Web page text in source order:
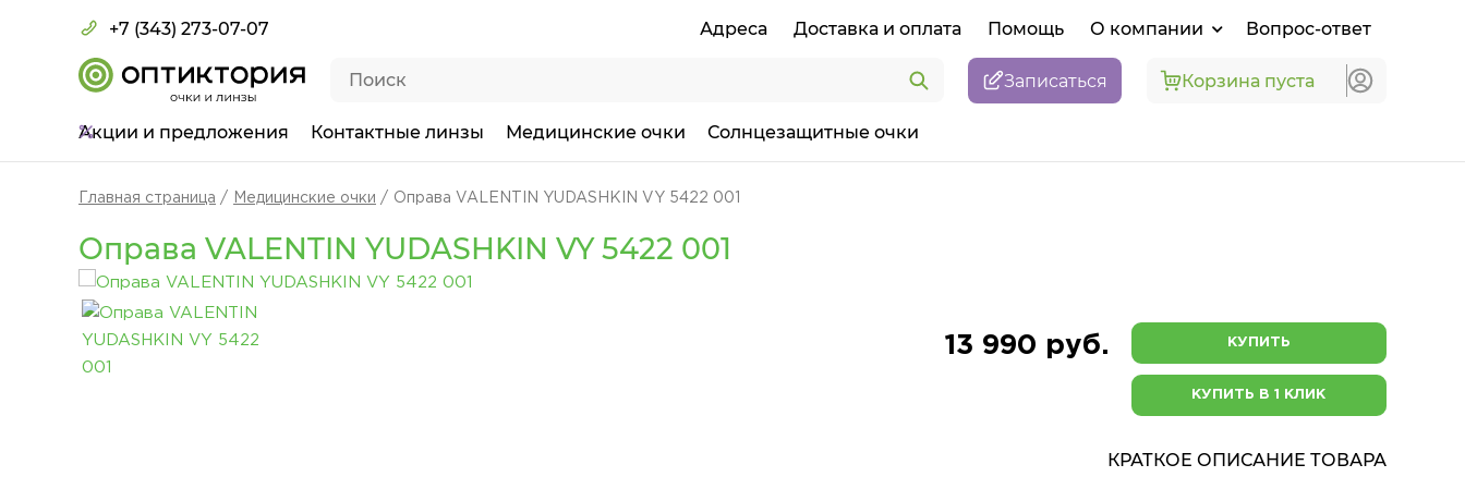
+7 (343) 273-07-07 Адреса Доставка и оплата Помощь О компании Вопрос-ответ
Записаться Корзина пуста
Акции и предложения Контактные линзы Медицинские очки Солнцезащитные очки
Главная страница Медицинские очки Оправа VALENTIN YUDASHKIN VY 5422 001
Оправа VALENTIN YUDASHKIN VY 5422 001
13 990 руб. КУПИТЬ
КУПИТЬ В 1 КЛИК
КРАТКОЕ ОПИСАНИЕ ТОВАРА